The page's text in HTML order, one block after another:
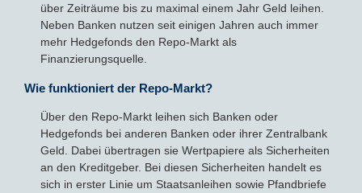
über Zeiträume bis zu maximal einem Jahr Geld leihen.
Neben Banken nutzen seit einigen Jahren auch immer
mehr Hedgefonds den Repo-Markt als
Finanzierungsquelle.
Wie funktioniert der Repo-Markt?
Über den Repo-Markt leihen sich Banken oder
Hedgefonds bei anderen Banken oder ihrer Zentralbank
Geld. Dabei übertragen sie Wertpapiere als Sicherheiten
an den Kreditgeber. Bei diesen Sicherheiten handelt es
sich in erster Linie um Staatsanleihen sowie Pfandbriefe